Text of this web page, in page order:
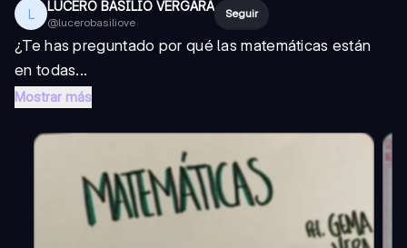
L LUCERO BASILIO VERGARA
@lucerobasiliove
Seguir
¿Te has preguntado por qué las matemáticas están
en todas...
Mostrar más